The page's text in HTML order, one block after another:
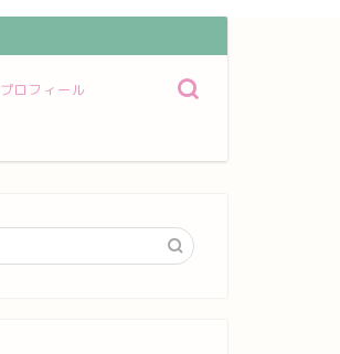
プロフィール